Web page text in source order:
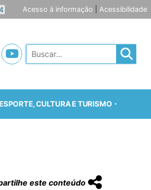
Acesso à informação Acessibilidade
Pesquisar
ESPORTE, CULTURA E TURISMO
este conteúdo